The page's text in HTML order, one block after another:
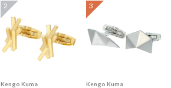
2
Kengo Kuma
3
Kengo Kuma